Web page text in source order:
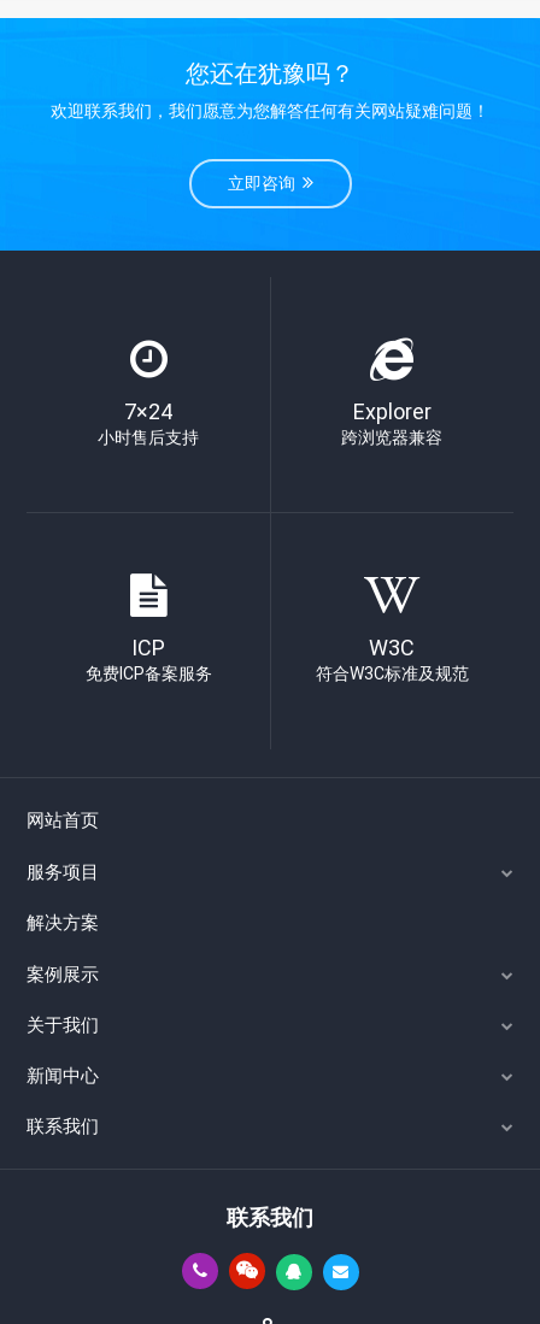
您还在犹豫吗？
欢迎联系我们，我们愿意为您解答任何有关网站疑难问题！
立即咨询
7×24
小时售后支持
Explorer
跨浏览器兼容
ICP
免费ICP备案服务
W3C
符合W3C标准及规范
网站首页
服务项目
解决方案
案例展示
关于我们
新闻中心
联系我们
联系我们